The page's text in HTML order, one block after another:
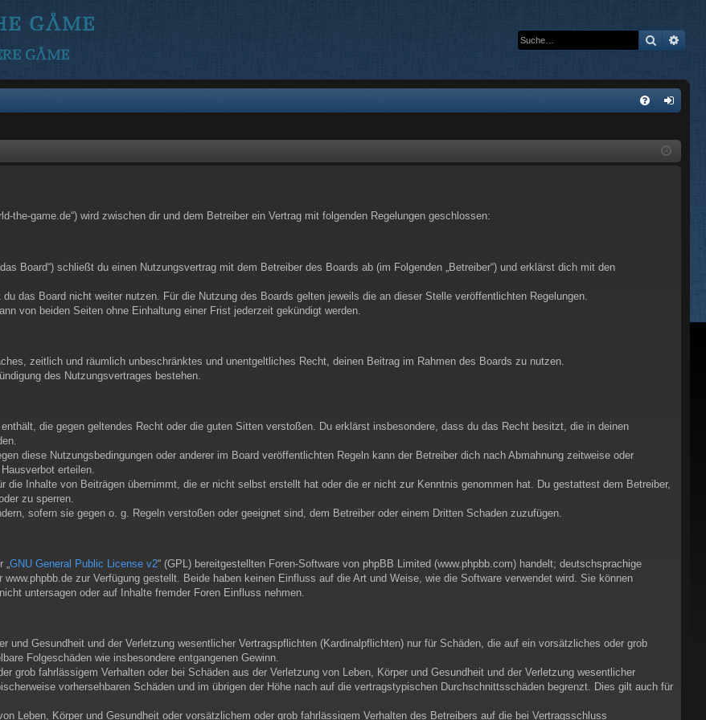
Suche
m
the-game.de“) wird zwischen dir und dem Betreiber ein Vertrag mit folgenden Regelungen geschlossen:
Board“) schließt du einen Nutzungsvertrag mit dem Betreiber des Boards ab (im Folgenden „Betreiber“) und erklärst dich mit den
das Board nicht weiter nutzen. Für die Nutzung des Boards gelten jeweils die an dieser Stelle veröffentlichten Regelungen.
von beiden Seiten ohne Einhaltung einer Frist jederzeit gekündigt werden.
zeitlich und räumlich unbeschränktes und unentgeltliches Recht, deinen Beitrag im Rahmen des Boards zu nutzen.
des Nutzungsvertrages bestehen.
die gegen geltendes Recht oder die guten Sitten verstoßen. Du erklärst insbesondere, dass du das Recht besitzt, die in deinen
diese Nutzungsbedingungen oder anderer im Board veröffentlichten Regeln kann der Betreiber dich nach Abmahnung zeitweise oder
erteilen.
die Inhalte von Beiträgen übernimmt, die er nicht selbst erstellt hat oder die er nicht zur Kenntnis genommen hat. Du gestattest dem Betreiber,
zu sperren.
sofern sie gegen o. g. Regeln verstoßen oder geeignet sind, dem Betreiber oder einem Dritten Schaden zuzufügen.
„GNU General Public License v2“ (GPL) bereitgestellten Foren-Software von phpBB Limited (www.phpbb.com) handelt; deutschsprachige
zur Verfügung gestellt. Beide haben keinen Einfluss auf die Art und Weise, wie die Software verwendet wird. Sie können
untersagen oder auf Inhalte fremder Foren Einfluss nehmen.
und Gesundheit und der Verletzung wesentlicher Vertragspflichten (Kardinalpflichten) nur für Schäden, die auf ein vorsätzliches oder grob
Folgeschäden wie insbesondere entgangenen Gewinn.
grob fahrlässigem Verhalten oder bei Schäden aus der Verletzung von Leben, Körper und Gesundheit und der Verletzung wesentlicher
vorhersehbaren Schäden und im übrigen der Höhe nach auf die vertragstypischen Durchschnittsschäden begrenzt. Dies gilt auch für
Leben, Körper und Gesundheit oder vorsätzlichem oder grob fahrlässigem Verhalten des Betreibers auf die bei Vertragsschluss